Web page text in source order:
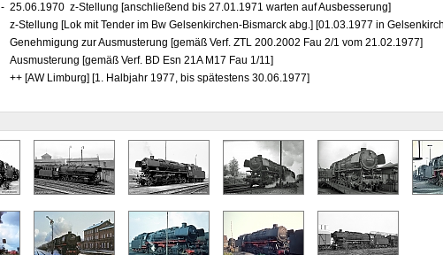
- 25.06.1970 z-Stellung [anschließend bis 27.01.1971 warten auf Ausbesserung]
z-Stellung [Lok mit Tender im Bw Gelsenkirchen-Bismarck abg.] [01.03.1977 in
Genehmigung zur Ausmusterung [gemäß Verf. ZTL 200.2002 Fau 2/1 vom 21.02.1977]
Ausmusterung [gemäß Verf. BD Esn 21A M17 Fau 1/11]
++ [AW Limburg] [1. Halbjahr 1977, bis spätestens 30.06.1977]